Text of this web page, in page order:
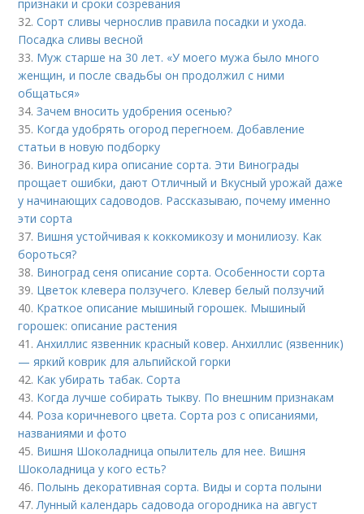
признаки и сроки созревания
32.Сорт сливы чернослив правила посадки и ухода.
Посадка сливы весной
33. Муж старше на 30 лет. «У моего мужа было много
женщин, и после свадьбы он продолжил с ними
общаться»
34.Зачем вносить удобрения осенью?
35. Когда удобрять огород перегноем. Добавление
статьи в новую подборку
36. Виноград кира описание сорта. Эти Винограды
прощает ошибки, дают Отличный и Вкусный урожай даже
у начинающих садоводов. Рассказываю, почему именно
эти сорта
37. Вишня устойчивая к коккомикозу и монилиозу. Как
бороться?
38. Виноград сеня описание сорта. Особенности сорта
39. Цветок клевера ползучего. Клевер белый ползучий
40. Краткое описание мышиный горошек. Мышиный
горошек: описание растения
41.Анхиллис язвенник красный ковер. Анхиллис (язвенник)
— яркий коврик для альпийской горки
42. Как убирать табак. Сорта
43. Когда лучше собирать тыкву. По внешним признакам
44. Роза коричневого цвета. Сорта роз с описаниями,
названиями и фото
45. Вишня Шоколадница опылитель для нее. Вишня
Шоколадница у кого есть?
46. Полынь декоративная сорта. Виды и сорта полыни
47.Лунный календарь садовода огородника на август